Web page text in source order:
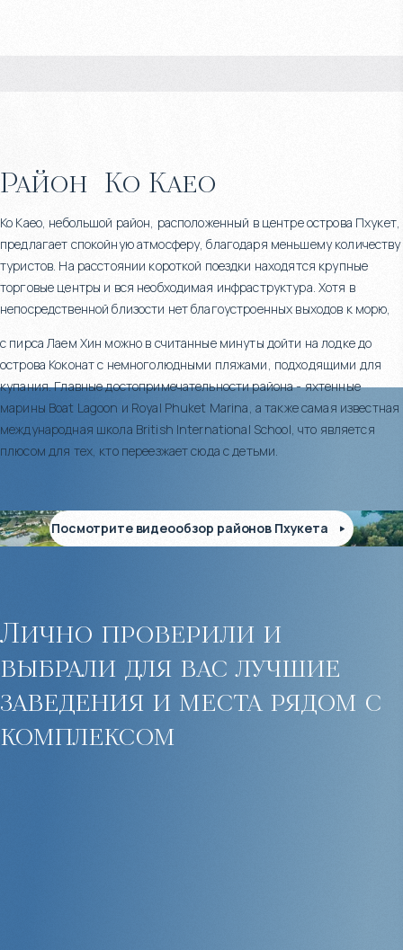
Район Ко Каео
Ко Каео, небольшой район, расположенный в центре острова Пхукет,
предлагает спокойную атмосферу, благодаря меньшему количеству
туристов. На расстоянии короткой поездки находятся крупные
торговые центры и вся необходимая инфраструктура. Хотя в
непосредственной близости нет благоустроенных выходов к морю,
с пирса Лаем Хин можно в считанные минуты дойти на лодке до
острова Коконат с немноголюдными пляжами, подходящими для
купания. Главные достопримечательности района - яхтенные
марины Boat Lagoon и Royal Phuket Marina, а также самая известная
международная школа British International School, что является
плюсом для тех, кто переезжает сюда с детьми.
Посмотрите видеообзор районов Пхукета
Лично проверили и
выбрали для вас лучшие
заведения и места рядом с
комплексом